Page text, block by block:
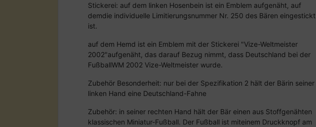
Stickerei: auf dem linken Hosenbein ist ein Emblem aufgenäht, auf
demdie individuelle Limitierungsnummer Nr. 250 des Bären eingestickt
ist.
auf dem Hemd ist ein Emblem mit der Stickerei "Vize-Weltmeister
2002"aufgenäht, das darauf Bezug nimmt, dass Deutschland bei der
FußballWM 2002 Vize-Weltmeister wurde.
Zubehör Besonderheit: nur bei der Spezifikation 2 hält der Bärin seiner
linken Hand eine Deutschland-Fahne
Zubehör: in seiner rechten Hand hält der Bär einen aus Stoffgenähten
klassischen Miniatur-Fußball. Der Fußball ist miteinem Druckknopf am